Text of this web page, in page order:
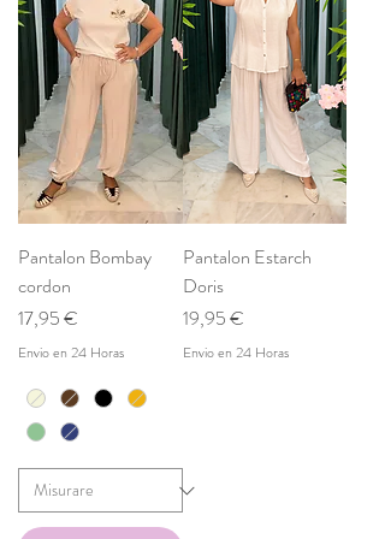
Pantalon Bombay
cordon
Prezzo
17,95 €
Envio en 24 Horas
Pantalon Estarch
Doris
Prezzo
19,95 €
Envio en 24 Horas